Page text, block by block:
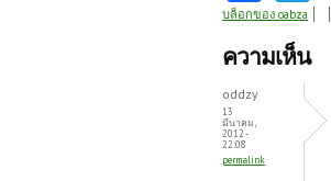
ce
b
k
w
itt
บล็อกของ oabza
ความเห็น
oddzy
13
มีนาคม,
2012 -
22:08
permalink